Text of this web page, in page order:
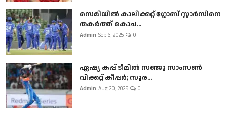
സെമിയിൽ കാലിക്കറ്റ് ഗ്ലോബ് സ്റ്റാർസിനെ
തകർത്ത് കൊച...
Admin Sep 6, 2025 0
ഏഷ്യ കപ്പ് ടീമിൽ സഞ്ജു സാംസൺ
വിക്കറ്റ് കീപ്പർ; സൂര...
Admin Aug 20, 2025 0